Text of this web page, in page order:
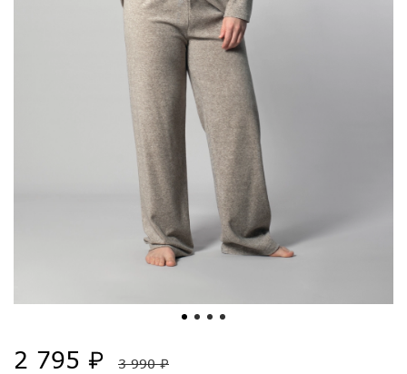
2 795 ₽ 3 990 ₽